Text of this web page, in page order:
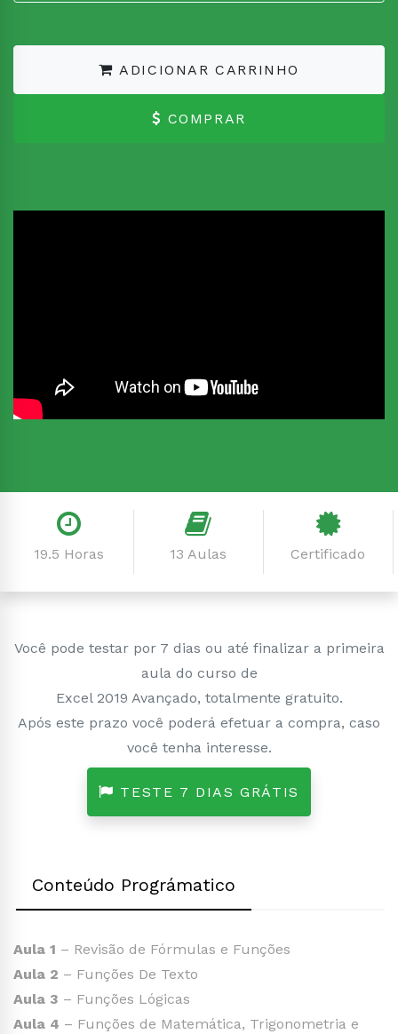
ADICIONAR CARRINHO
COMPRAR
19.5 Horas 13 Aulas Certificado
Você pode testar por 7 dias ou até finalizar a primeira
aula do curso de
Excel 2019 Avançado, totalmente gratuito.
Após este prazo você poderá efetuar a compra, caso
você tenha interesse.
TESTE 7 DIAS GRÁTIS
Conteúdo Prográmatico
Aula 1 – Revisão de Fórmulas e Funções
Aula 2 – Funções De Texto
Aula 3 – Funções Lógicas
Aula 4 – Funções de Matemática, Trigonometria e